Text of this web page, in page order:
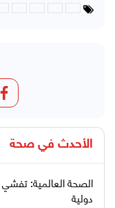
الأحدث في صحة
الصحة العالمية: تفشي
دولية